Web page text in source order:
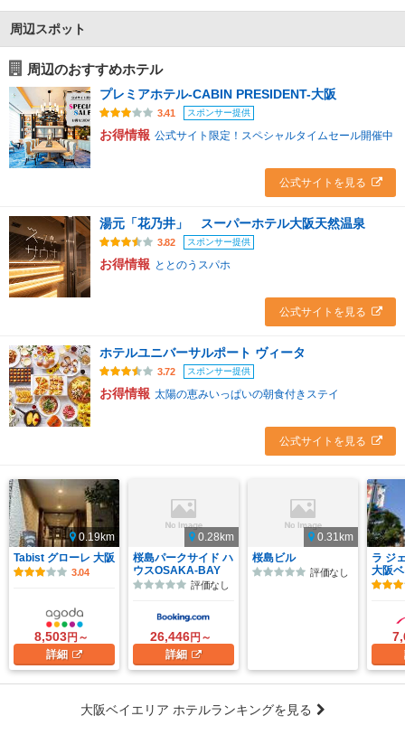
周辺スポット
周辺のおすすめホテル
プレミアホテル-CABIN PRESIDENT-大阪
3.41 スポンサー提供
お得情報 公式サイト限定！スペシャルタイムセール開催中
公式サイトを見る
湯元「花乃井」 スーパーホテル大阪天然温泉
3.82 スポンサー提供
お得情報 ととのうスパホ
公式サイトを見る
ホテルユニバーサルポート ヴィータ
3.72 スポンサー提供
お得情報 太陽の恵みいっぱいの朝食付きステイ
公式サイトを見る
0.19km
Tabist グローレ 大阪
3.04
8,503円～
詳細
0.28km
桜島パークサイド ハ
ウスOSAKA-BAY
評価なし
26,446円～
詳細
0.31km
桜島ビル
評価なし
ラ ジ
大阪
大阪ベイエリア ホテルランキングを見る